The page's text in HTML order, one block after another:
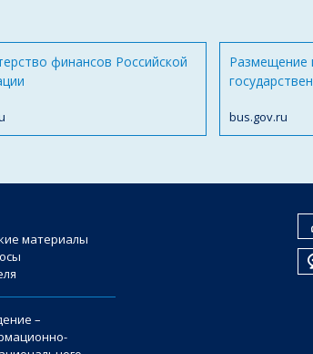
финансов Российской
Размещение
bus.gov.ru
материалы
–